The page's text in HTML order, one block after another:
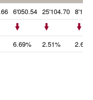
6'050.54 25'104.70
6.69% 2.51% 2.66%